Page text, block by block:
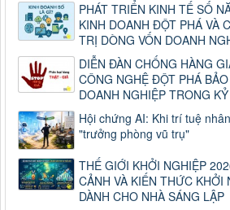
PHÁT TRIỂN KINH TẾ SỐ
KINH DOANH ĐỘT PHÁ VÀ
TRỊ DÒNG VỐN DOANH
DIỄN ĐÀN CHỐNG HÀNG
CÔNG NGHỆ ĐỘT PHÁ
DOANH NGHIỆP TRONG
Hội chứng AI: Khi trí tuệ
"trưởng phòng vũ trụ"
THẾ GIỚI KHỞI NGHIỆP
CẢNH VÀ KIẾN THỨC KHỞI
DÀNH CHO NHÀ SÁNG LẬP